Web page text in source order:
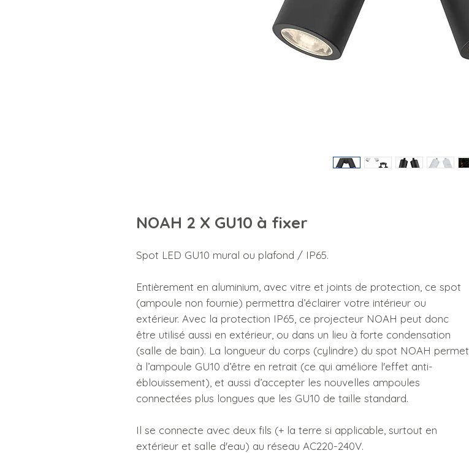
NOAH 2 X GU10 à fixer
Spot LED GU10 mural ou plafond / IP65.
Entièrement en aluminium, avec vitre et joints de protection, ce spot
(ampoule non fournie) permettra d’éclairer votre intérieur ou
extérieur. Avec la protection IP65, ce projecteur NOAH peut donc
être utilisé aussi en extérieur, ou dans un lieu à forte condensation
(salle de bain). La longueur du corps (cylindre) du spot NOAH permet
à l’ampoule GU10 d’être en retrait (ce qui améliore l'effet anti-
éblouissement), et aussi d’accepter les nouvelles ampoules
connectées plus longues que les GU10 de taille standard.
Il se connecte avec deux fils (+ la terre si applicable, surtout en
extérieur et salle d'eau) au réseau AC220-240V.